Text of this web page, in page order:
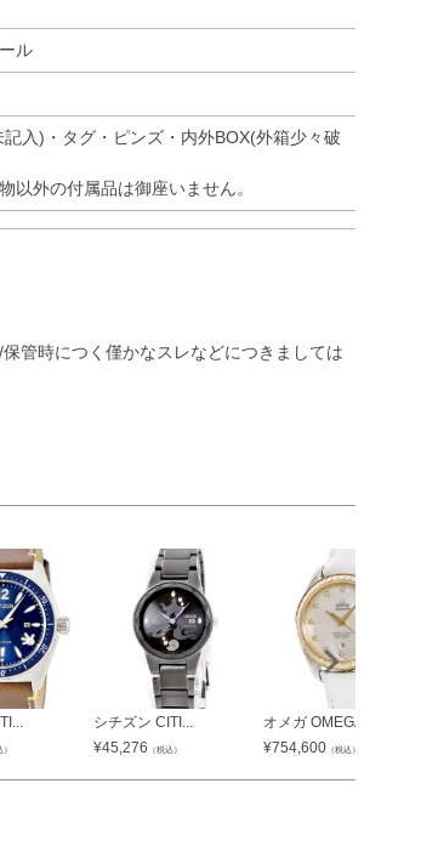
ル
入)・タグ・ピンズ・内外BOX(外箱少々破
以外の付属品は御座いません。
管時につく僅かなスレなどにつきましては
）
シチズン CITI...
¥45,276 （税込）
オメガ OMEGA...
¥754,600 （税込）